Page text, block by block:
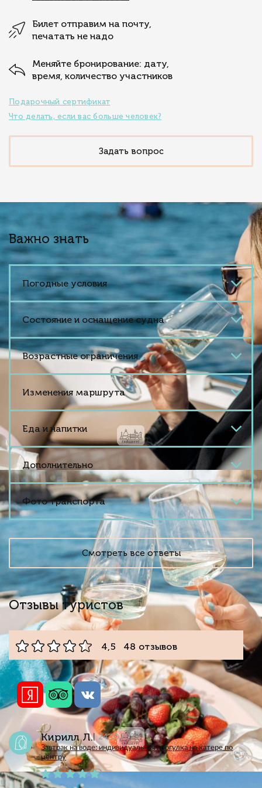
Билет отправим на почту,
печатать не надо
Меняйте бронирование: дату,
время, количество участников
Подарочный сертификат
Что делать, если вас больше человек?
Задать вопрос
Важно знать
Погодные условия
Состояние и оснащение судна
Возрастные ограничения
Изменения маршрута
Еда и напитки
Дополнительно
Фото транспорта
Смотреть все ответы
Отзывы туристов
4,5 48 отзывов
Кирилл Л. 24.10.2025
Завтрак на воде: индивидуальная прогулка на катере по
центру